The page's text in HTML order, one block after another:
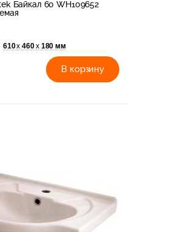
Байкал 60 WH109652
610х 460х 180 мм
В корзину